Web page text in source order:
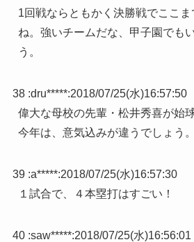
1回戦ならともかく決勝戦でここ
ね。強いチームだな、甲子園でも
う。
38 :dru*****:2018/07/25(水)16:57:50
偉大な母校の先輩・松井秀喜が始
今年は、意気込みが違うでしょう。
39 :a*****:2018/07/25(水)16:57:30
１試合で、４本塁打はすごい！
40 :saw*****:2018/07/25(水)16:56:01